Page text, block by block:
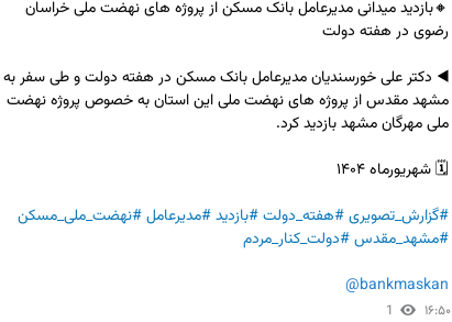
#گزارش_تصویری#هفته_دولت#بازدید#مدیرعامل#نهضت_ملی_مسکن
#مشهد_مقدس#دولت_کنار_مردم
@bankmaskan
1 ۱۶:۵۰